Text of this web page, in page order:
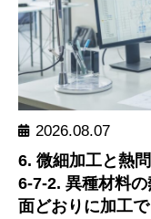
2026.08.07
6. 微細加工と熱
6-7-2. 異種材料
面どおりに加工